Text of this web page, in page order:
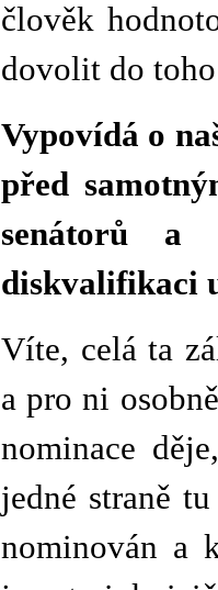
člověk
dovolit do
Vypovídá o
před
senátorů a
diskvalifikaci
Víte, celá ta
a pro ni
nominace
jedné straně
nominován a